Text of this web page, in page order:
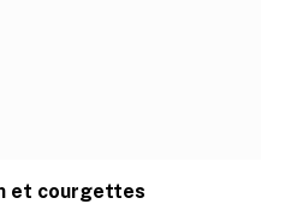
et courgettes